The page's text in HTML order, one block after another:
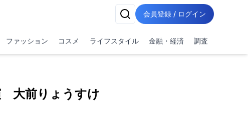
会員登録 / ログイン
ファッション コスメ ライフスタイル 金融・経済 調査
大前りょうすけ